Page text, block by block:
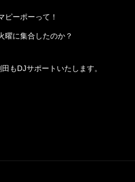
ピーポーって！
曜に集合したのか？
もDJサポートいたします。